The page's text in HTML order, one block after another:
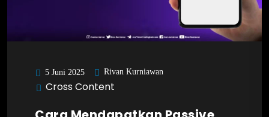
5 Juni 2025 Rivan Kurniawan
Cross Content